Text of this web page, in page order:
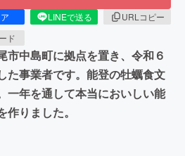
LINEで送る
URLコピー
ド
市中島町に拠点を置き、令和６
た事業者です。能登の牡蠣食文
一年を通して本当においしい能
りました。